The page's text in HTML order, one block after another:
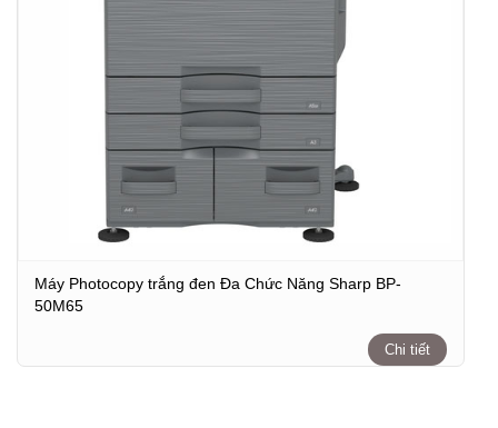
Máy Photocopy trắng đen Đa Chức Năng Sharp BP-
50M65
Chi tiết